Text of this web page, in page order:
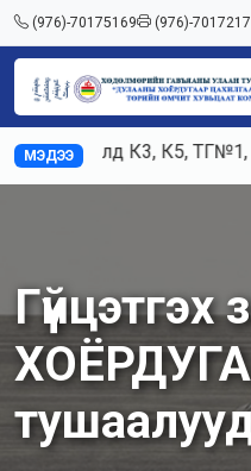
(976)-70175169 (976)-
МЭДЭЭ
Ажилд К3, К5, ТГ№1,